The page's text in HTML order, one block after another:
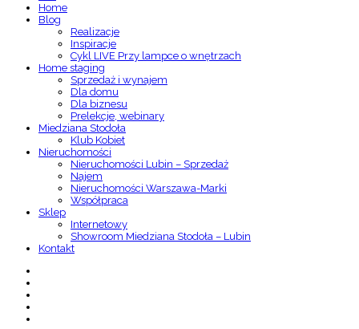
Home
Blog
Realizacje
Inspiracje
Cykl LIVE Przy lampce o wnętrzach
Home staging
Sprzedaż i wynajem
Dla domu
Dla biznesu
Prelekcje, webinary
Miedziana Stodoła
Klub Kobiet
Nieruchomości
Nieruchomości Lubin – Sprzedaż
Najem
Nieruchomości Warszawa-Marki
Współpraca
Sklep
Internetowy
Showroom Miedziana Stodoła – Lubin
Kontakt